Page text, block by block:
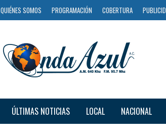
QUIÉNES SOMOS PROGRAMACIÓN COBERTURA
ÚLTIMAS NOTICIAS LOCAL NACIONAL